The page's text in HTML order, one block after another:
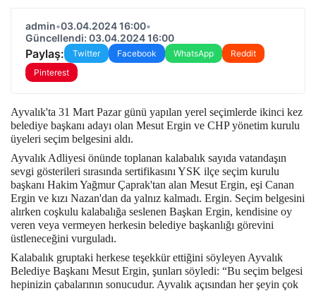
admin•03.04.2024 16:00•
Güncellendi: 03.04.2024 16:00
Paylaş: Twitter Facebook WhatsApp
Reddit
Pinterest
Ayvalık'ta 31 Mart Pazar günü yapılan yerel seçimlerde ikinci kez
belediye başkanı adayı olan Mesut Ergin ve CHP yönetim kurulu
üyeleri seçim belgesini aldı.
Ayvalık Adliyesi önünde toplanan kalabalık sayıda vatandaşın
sevgi gösterileri sırasında sertifikasını YSK ilçe seçim kurulu
başkanı Hakim Yağmur Çaprak'tan alan Mesut Ergin, eşi Canan
Ergin ve kızı Nazan'dan da yalnız kalmadı. Ergin. Seçim belgesini
alırken coşkulu kalabalığa seslenen Başkan Ergin, kendisine oy
veren veya vermeyen herkesin belediye başkanlığı görevini
üstleneceğini vurguladı.
Kalabalık gruptaki herkese teşekkür ettiğini söyleyen Ayvalık
Belediye Başkanı Mesut Ergin, şunları söyledi: “Bu seçim belgesi
hepinizin çabalarının sonucudur. Ayvalık açısından her şeyin çok